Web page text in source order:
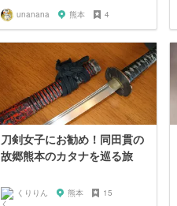
unanana 熊本 4
刀剣女子にお勧め！同田貫の
故郷熊本のカタナを巡る旅
くりりん 熊本 15